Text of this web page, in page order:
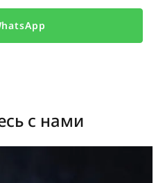
с нами